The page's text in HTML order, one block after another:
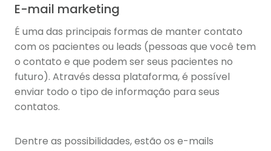
E-mail marketing
É uma das principais formas de manter contato
com os pacientes ou leads (pessoas que você tem
o contato e que podem ser seus pacientes no
futuro). Através dessa plataforma, é possível
enviar todo o tipo de informação para seus
contatos.
Dentre as possibilidades, estão os e-mails